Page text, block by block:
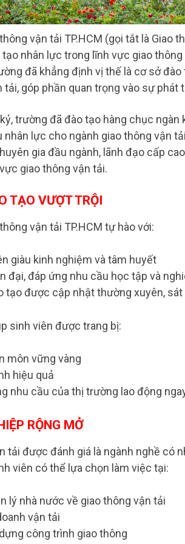
vận tải TP.HCM (gọi tắt là Giao
nhân lực trong lĩnh vực giao
đã khẳng định vị thế là cơ sở
tải, góp phần quan trọng vào sự phát
trường đã đào tạo hàng chục
nhân lực cho ngành giao thông vận
gia đầu ngành, lãnh đạo cấp
giao thông vận tải.
TẠO VƯỢT TRỘI
vận tải TP.HCM tự hào với:
giàu kinh nghiệm và tâm huyết
đại, đáp ứng nhu cầu học tập và
tạo được cập nhật thường xuyên,
sinh viên được trang bị:
môn vững vàng
hiệu quả
nhu cầu của thị trường lao động
RỘNG MỞ
tải được đánh giá là ngành nghề có
viên có thể lựa chọn làm việc tại:
lý nhà nước về giao thông vận tải
vận tải
công trình giao thông